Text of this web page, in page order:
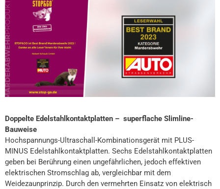
Doppelte Edelstahlkontaktplatten – superflache Slimline-
Bauweise
Hochspannungs-Ultraschall-Kombinationsgerät mit PLUS-
MINUS Edelstahlkontaktplatten. Sechs Edelstahlkontaktplatten
geben bei Berührung einen ungefährlichen, jedoch effektiven
elektrischen Stromschlag ab, vergleichbar mit dem
Weidezaunprinzip. Durch den vermehrten Einsatz von elektrisch